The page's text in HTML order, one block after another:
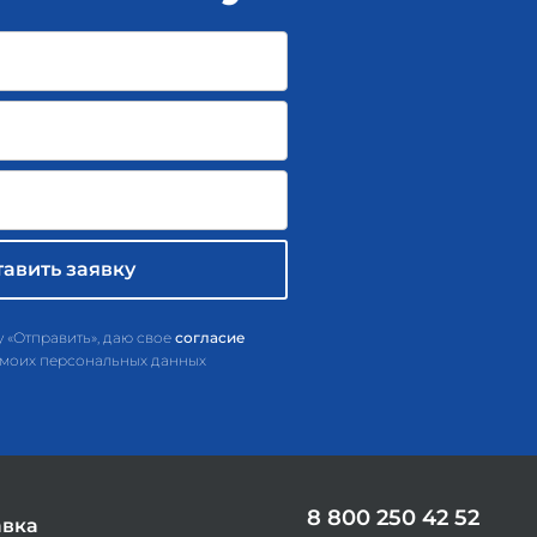
даю свое согласие
персональных данных
8 800 250 42 52